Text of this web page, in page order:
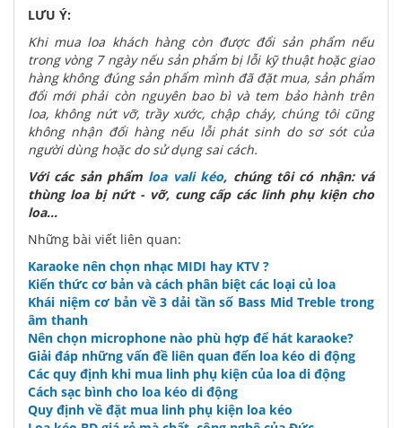
LƯU Ý:
Khi mua loa khách hàng còn được đổi sản phẩm nếu
trong vòng 7 ngày nếu sản phẩm bị lỗi kỹ thuật hoặc giao
hàng không đúng sản phẩm mình đã đặt mua, sản phẩm
đổi mới phải còn nguyên bao bì và tem bảo hành trên
loa, không nứt vỡ, trầy xước, chập cháy, chúng tôi cũng
không nhận đổi hàng nếu lỗi phát sinh do sơ sót của
người dùng hoặc do sử dụng sai cách.
Với các sản phẩm loa vali kéo, chúng tôi có nhận: vá
thùng loa bị nứt - vỡ, cung cấp các linh phụ kiện cho
loa...
Những bài viết liên quan:
Karaoke nên chọn nhạc MIDI hay KTV ?
Kiến thức cơ bản và cách phân biệt các loại củ loa
Khái niệm cơ bản về 3 dải tần số Bass Mid Treble trong
âm thanh
Nên chọn microphone nào phù hợp để hát karaoke?
Giải đáp những vấn đề liên quan đến loa kéo di động
Các quy định khi mua linh phụ kiện của loa di động
Cách sạc bình cho loa kéo di động
Quy định về đặt mua linh phụ kiện loa kéo